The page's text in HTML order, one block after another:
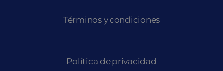
Términos y condiciones
Política de privacidad